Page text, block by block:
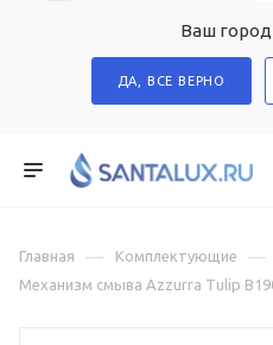
Ваш
ДА, ВСЕ ВЕРНО
Главная — Комплектующие —
Механизм смыва Azzurra Tulip